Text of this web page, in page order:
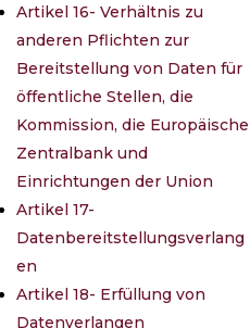
Artikel 16- Verhältnis zu
anderen Pflichten zur
Bereitstellung von Daten für
öffentliche Stellen, die
Kommission, die Europäische
Zentralbank und
Einrichtungen der Union
Artikel 17-
Datenbereitstellungsverlang
en
Artikel 18- Erfüllung von
Datenverlangen